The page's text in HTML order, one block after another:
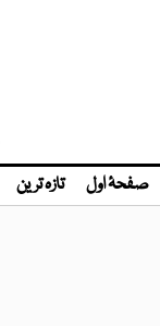
صفحۂ اول تازہ ترین